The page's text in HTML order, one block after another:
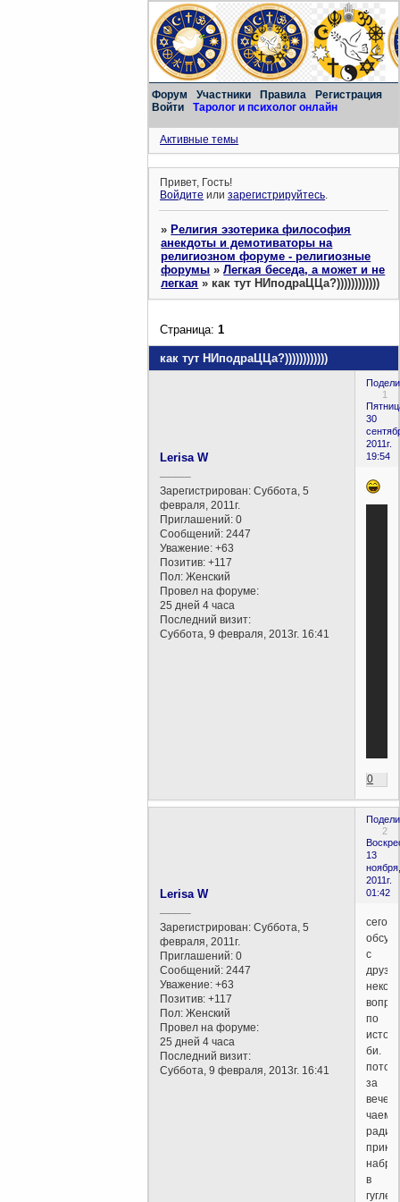
Форум Участники Правила
Регистрация
Войти
Таролог и психолог онлайн
Активные темы
Привет, Гость!
Войдите илизарегистрируйтесь.
»Религия эзотерика философия
анекдоты и демотиваторы на
религиозном форуме - религиозные
форумы »Легкая беседа, а может и не
легкая » как тут НИподраЦЦа?))))))))))))
как тут НИподраЦЦа?))))))))))))
Страница:1
1
30
2011г.
19:54
Lerisa W
Зарегистрирован: Суббота, 5
февраля, 2011г.
Приглашений: 0
Сообщений: 2447
Уважение: +63
Позитив: +117
Пол: Женский
Провел на форуме:
25 дней 4 часа
Последний визит:
Суббота, 9 февраля, 2013г. 16:41
0
2
13
ноября,
2011г.
01:42
Lerisa W
Зарегистрирован: Суббота, 5
февраля, 2011г.
Приглашений: 0
Сообщений: 2447
Уважение: +63
Позитив: +117
Пол: Женский
Провел на форуме:
25 дней 4 часа
Последний визит:
Суббота, 9 февраля, 2013г. 16:41
с
по
би.
за
чаем
ради
в
гугле